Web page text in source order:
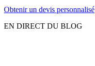
Obtenir un devis personnalisé
EN DIRECT DU BLOG